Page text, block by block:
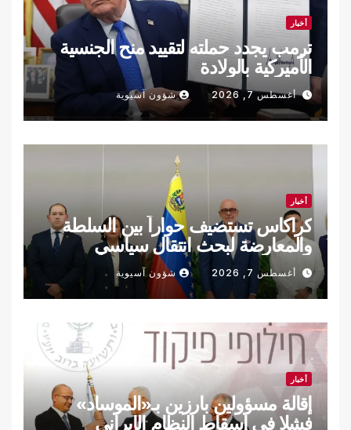
أخبار
ترمب يجدد حملته لتقييد منح الجنسية
الأميركية بالولادة
أغسطس 7, 2026 شؤون آسيوية
أخبار
كراكاس تستضيف حواراً بين السلطة
والمعارضة لبحث انتقال سياسي
أغسطس 7, 2026 شؤون آسيوية
أخبار
إقالة مسؤولين بارزين بـ«الموساد»
فشلا في إسقاط النظام الإيراني